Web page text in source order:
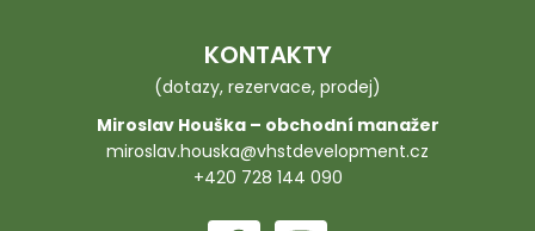
KONTAKTY
(dotazy, rezervace, prodej)
Miroslav Houška – obchodní manažer
miroslav.houska@vhstdevelopment.cz
+420 728 144 090